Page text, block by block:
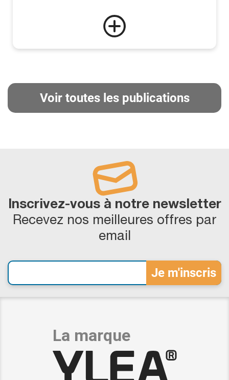
Voir toutes les publications
Inscrivez-vous à notre newsletter
Recevez nos meilleures offres par
email